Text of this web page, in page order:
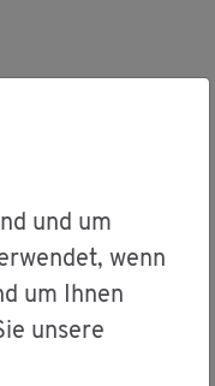
und um
wenn
um Ihnen
unsere